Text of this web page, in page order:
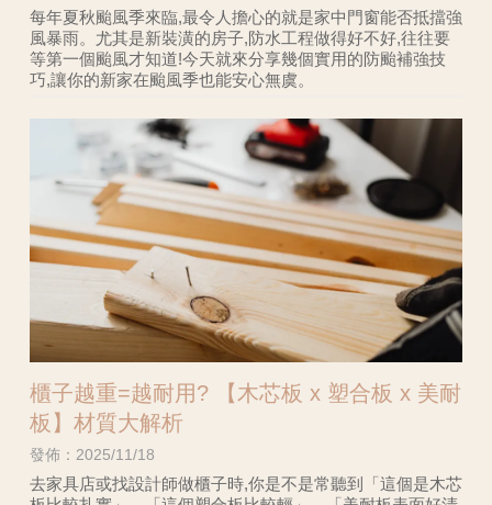
每年夏秋颱風季來臨,最令人擔心的就是家中門窗能否抵擋強
風暴雨。尤其是新裝潢的房子,防水工程做得好不好,往往要
等第一個颱風才知道!今天就來分享幾個實用的防颱補強技
巧,讓你的新家在颱風季也能安心無虞。
櫃子越重=越耐用? 【木芯板 x 塑合板 x 美耐
板】材質大解析
發佈：2025/11/18
去家具店或找設計師做櫃子時,你是不是常聽到「這個是木芯